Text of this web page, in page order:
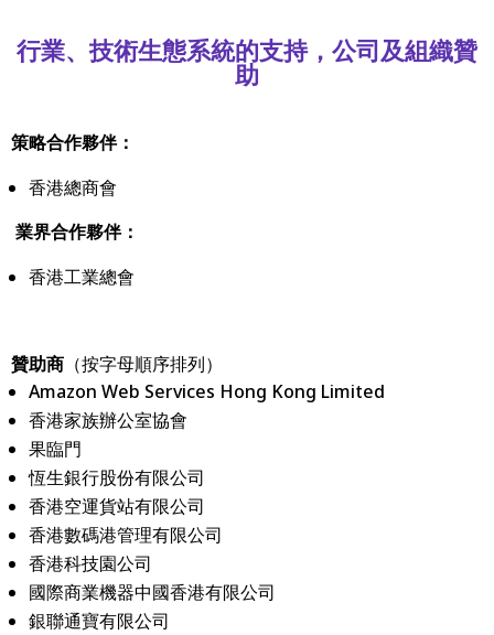
行業、技術生態系統的支持，公司及組織贊
助
策略合作夥伴：
香港總商會
業界合作夥伴：
香港工業總會
贊助商 （按字母順序排列）
Amazon Web Services Hong Kong Limited
香港家族辦公室協會
果臨門
恆生銀行股份有限公司
香港空運貨站有限公司
香港數碼港管理有限公司
香港科技園公司
國際商業機器中國香港有限公司
銀聯通寶有限公司